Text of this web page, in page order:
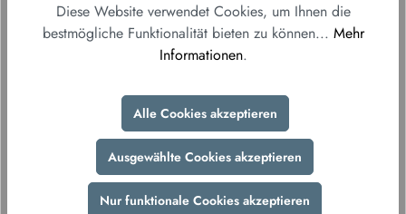
Ab 150€ versandkostenfrei*
Ab einem Bestellwert von 150€ liefern wir
nach Hause.
Fair & sicher bestellen
Durch unsere sicheren Zahlungsmethoden und
verschlüsselte Datenübertragung gewährleisten wir
Ihnen ein sorgenfreies Einkaufserlebnis.
Diese Website verwendet Cookies, um Ihnen die
bestmögliche Funktionalität bieten zu können... Mehr
Informationen.
Alle Cookies akzeptieren
Ausgewählte Cookies akzeptieren
Nur funktionale Cookies akzeptieren